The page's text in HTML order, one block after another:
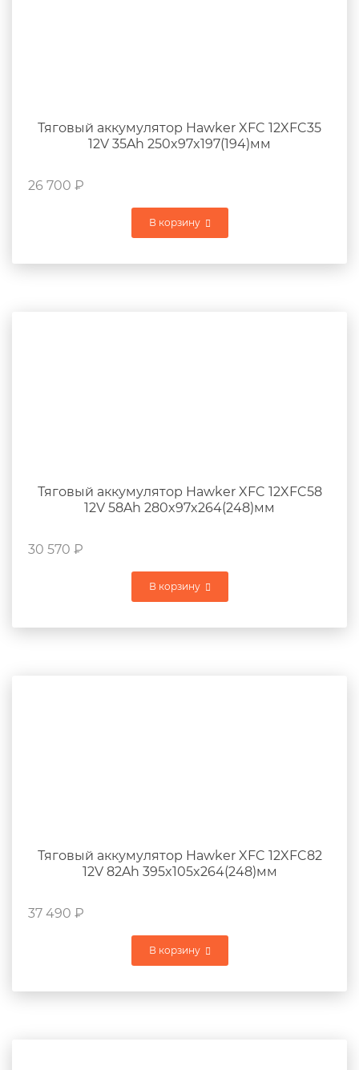
Тяговый аккумулятор Hawker XFC 12XFC35
12V 35Ah 250x97x197(194)мм
26 700 ₽
В корзину
Тяговый аккумулятор Hawker XFC 12XFC58
12V 58Ah 280x97x264(248)мм
30 570 ₽
В корзину
Тяговый аккумулятор Hawker XFC 12XFC82
12V 82Ah 395x105x264(248)мм
37 490 ₽
В корзину